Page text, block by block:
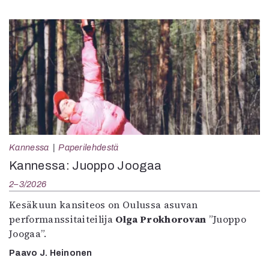
Kannessa Paperilehdestä
Kannessa: Juoppo Joogaa
2–3/2026
Kesäkuun kansiteos on Oulussa asuvan
performanssitaiteilija Olga Prokhorovan ”Juoppo
Joogaa”.
Paavo J. Heinonen